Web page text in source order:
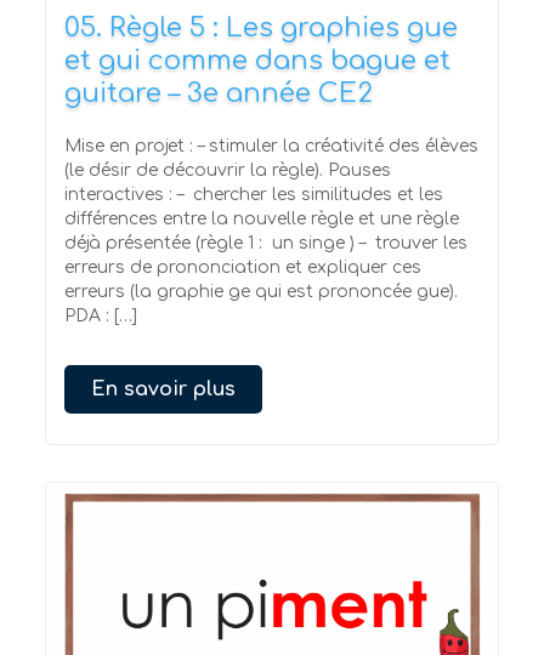
05. Règle 5 : Les graphies gue
et gui comme dans bague et
guitare – 3e année CE2
Mise en projet : – stimuler la créativité des élèves
(le désir de découvrir la règle). Pauses
interactives : – chercher les similitudes et les
différences entre la nouvelle règle et une règle
déjà présentée (règle 1 : un singe ) – trouver les
erreurs de prononciation et expliquer ces
erreurs (la graphie ge qui est prononcée gue).
PDA : […]
En savoir plus